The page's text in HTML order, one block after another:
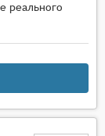
реального